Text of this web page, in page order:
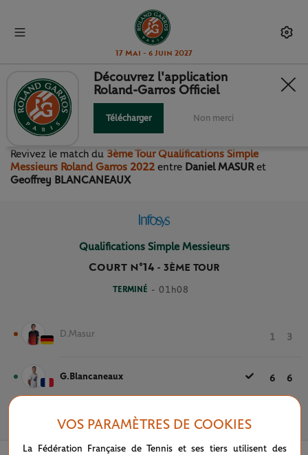
17 Mai - 6 Juin 2027
3ÈME TOUR QUALIFICATIONS
SIMPLE MESSIEURS
Revivez le match du 3ème Tour Qualifications Simple
Messieurs Roland Garros 2022 entre Daniel MASUR et
Geoffrey BLANCANEAUX
Qualifications Simple Messieurs
Court n°14- 3ÈME TOUR
TERMINÉ - 01h08
D.Masur 1 3
G.Blancaneaux 6 6
20 MAI 2022
Découvrez l'application
Roland-Garros Officiel
Télécharger Non merci
VOS PARAMÈTRES DE COOKIES
La Fédération Française de Tennis et ses tiers utilisent des